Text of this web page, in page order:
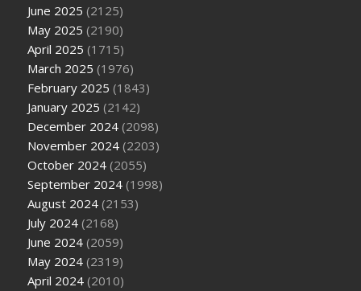
June 2025 (2125)
May 2025 (2190)
April 2025 (1715)
March 2025 (1976)
February 2025 (1843)
January 2025 (2142)
December 2024 (2098)
November 2024 (2203)
October 2024 (2055)
September 2024 (1998)
August 2024 (2153)
July 2024 (2168)
June 2024 (2059)
May 2024 (2319)
April 2024 (2010)